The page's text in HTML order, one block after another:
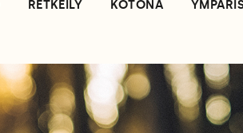
RETKEILY KOTONA